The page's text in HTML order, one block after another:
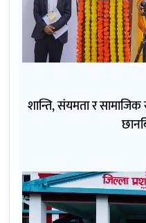
शान्ति, संयमता र सामाजिक